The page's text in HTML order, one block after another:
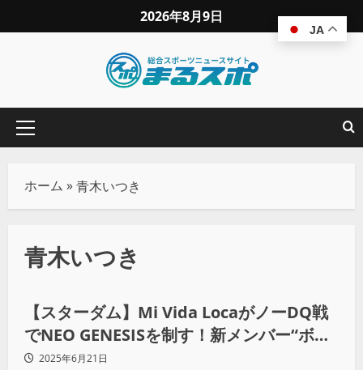
2026年8月9日
ホーム »青木いつき
青木いつき
プロレス
【スターダム】Mi Vida LocaがノーDQ戦
でNEO GENESISを制す！新メンバー“ボジ
ラ”がAZMに宣戦布告
2025年6月21日
JA